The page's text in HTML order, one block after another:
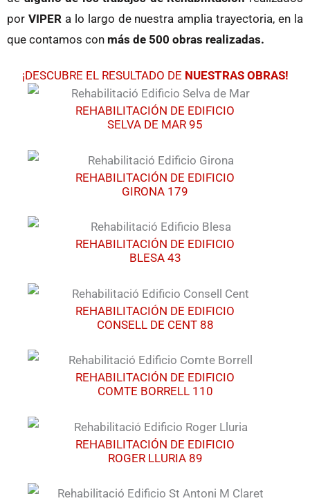
por VIPER a lo largo de nuestra amplia trayectoria, en la
que contamos con más de 500 obras realizadas.
¡DESCUBRE EL RESULTADO DE NUESTRAS OBRAS!
REHABILITACIÓN DE EDIFICIO
SELVA DE MAR 95
REHABILITACIÓN DE EDIFICIO
GIRONA 179
REHABILITACIÓN DE EDIFICIO
BLESA 43
REHABILITACIÓN DE EDIFICIO
CONSELL DE CENT 88
REHABILITACIÓN DE EDIFICIO
COMTE BORRELL 110
REHABILITACIÓN DE EDIFICIO
ROGER LLURIA 89